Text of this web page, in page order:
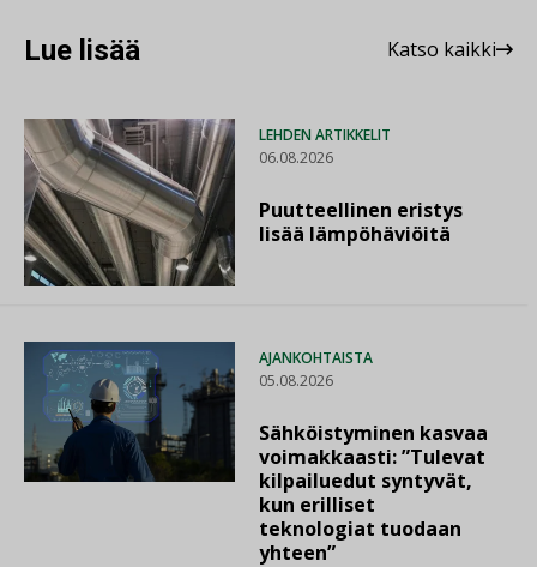
Lue lisää Katso kaikki
LEHDEN ARTIKKELIT
06.08.2026
Puutteellinen eristys
lisää lämpöhäviöitä
AJANKOHTAISTA
05.08.2026
Sähköistyminen kasvaa
voimakkaasti: ”Tulevat
kilpailuedut syntyvät,
kun erilliset
teknologiat tuodaan
yhteen”